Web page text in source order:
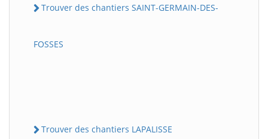
Trouver des chantiers SAINT-GERMAIN-DES-
FOSSES
Trouver des chantiers LAPALISSE